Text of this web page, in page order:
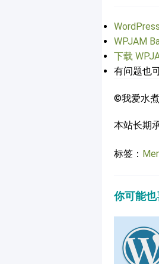
WPJAM
下载
有问题也
©我爱水
本站长期
标签：
你可能也